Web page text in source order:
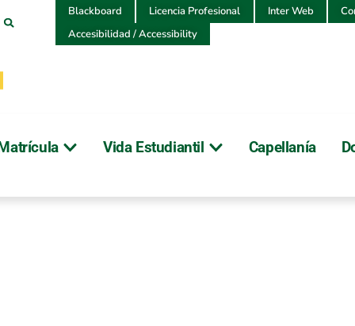
Blackboard Licencia Profesional Inter Web
Accesibilidad / Accessibility
Vida Estudiantil Capellanía